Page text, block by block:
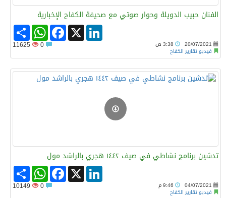
الفنان حبيب الدويلة وحوار صوتي مع صحيفة الكفاح الإخبارية
Share
WhatsAppFacebook X
LinkedIn
20/07/2021
فيديو تقارير الكفاح
11625
‏تدشين برنامج نشاطي في صيف ١٤٤٢ هجري بالراشد مول
Share
WhatsAppFacebook X
LinkedIn
04/07/2021
فيديو تقارير الكفاح
10149